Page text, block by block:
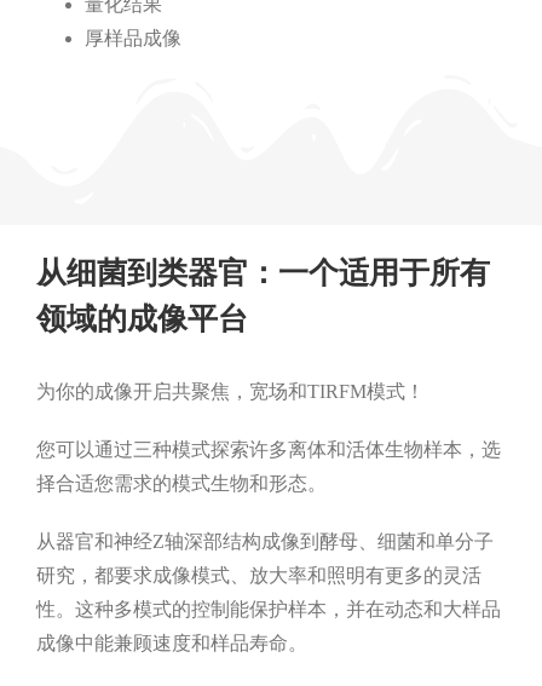
厚样品成像
从细菌到类器官：一个适用于所有
领域的成像平台
为你的成像开启共聚焦，宽场和TIRFM模式！
您可以通过三种模式探索许多离体和活体生物样本，选
择合适您需求的模式生物和形态。
从器官和神经Z轴深部结构成像到酵母、细菌和单分子
研究，都要求成像模式、放大率和照明有更多的灵活
性。这种多模式的控制能保护样本，并在动态和大样品
成像中能兼顾速度和样品寿命。